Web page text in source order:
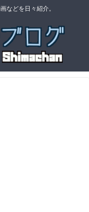
などを日々紹介。